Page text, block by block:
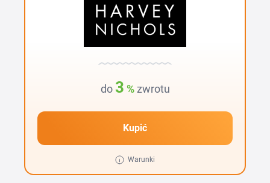
do 3 % zwrotu
Kupić
Warunki